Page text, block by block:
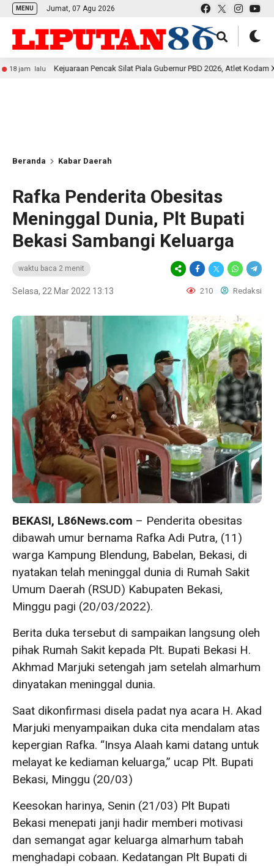
MENU Jumat, 07 Agu 2026
Kejuaraan Pencak Silat Piala Gubernur PBD 2026, Atlet Kodam XVIII
Beranda Kabar Daerah
Rafka Penderita Obesitas
Meninggal Dunia, Plt Bupati
Bekasi Sambangi Keluarga
waktu baca 2 menit
Selasa, 22 Mar 2022 13:13 210 Redaksi
BEKASI, L86News.com – Penderita obesitas
dibawah umur bernama Rafka Adi Putra, (11)
warga Kampung Blendung, Babelan, Bekasi, di
nyatakan telah meninggal dunia di Rumah Sakit
Umum Daerah (RSUD) Kabupaten Bekasi,
Minggu pagi (20/03/2022).
Berita duka tersebut di sampaikan langsung oleh
pihak Rumah Sakit kepada Plt. Bupati Bekasi H.
Akhmad Marjuki setengah jam setelah almarhum
dinyatakan meninggal dunia.
Saat dikonfirmasi disela padat nya acara H. Akad
Marjuki menyampaikan duka cita mendalam atas
kepergian Rafka. “Insya Alaah kami datang untuk
melayat ke kediaman keluarga,” ucap Plt. Bupati
Bekasi, Minggu (20/03)
Keesokan harinya, Senin (21/03) Plt Bupati
Bekasi menepati janji hadir memberi motivasi
dan semangat agar keluarga almarhum tabah
menghadapi cobaan. Kedatangan Plt Bupati di